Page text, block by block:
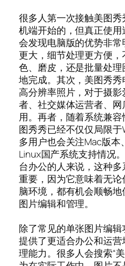
很多人第一次接触美图
机端开始的，但真正使
会发现电脑版的优势非
更大，细节处理更方便
色、磨皮，还是批量处
地完成。其次，美图秀
高分辨率照片，对于摄
者、社交媒体运营者、
用。再者，随着系统兼
图秀秀已经不仅仅局限
多用户也会关注Mac版本
Linux国产系统支持情况
台办公的人来说，这种
重要，因为它意味着无
脑环境，都有机会顺畅
图片编辑和管理。
除了常见的单张图片编
提供了更适合办公和运
理能力。很多人会搜索“